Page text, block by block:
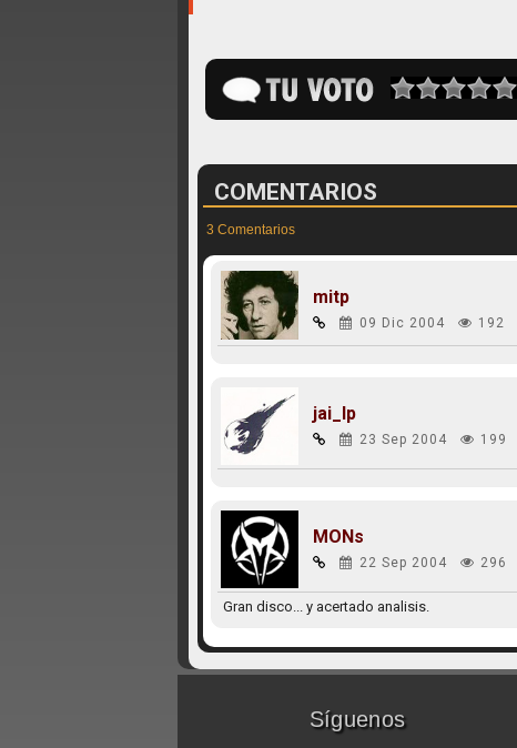
COMENTARIOS
3 Comentarios
mitp
09 Dic 2004 192
jai_lp
23 Sep 2004 199
MONs
22 Sep 2004 296
Gran disco... y acertado analisis.
Síguenos